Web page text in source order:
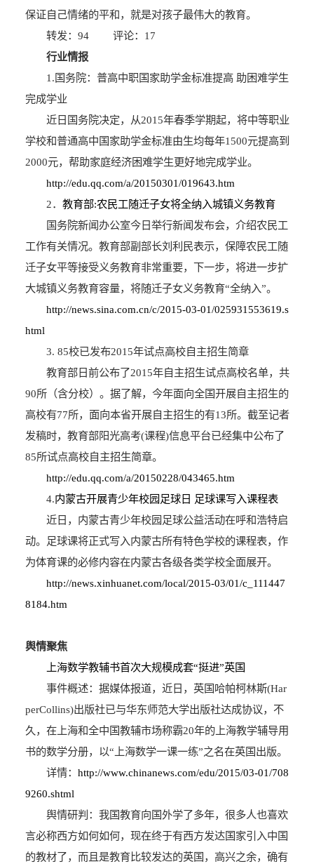
保证自己情绪的平和，就是对孩子最伟大的教育。
转发：94 评论：17
行业情报
1.国务院：普高中职国家助学金标准提高 助困难学生
完成学业
近日国务院决定，从2015年春季学期起，将中等职业
学校和普通高中国家助学金标准由生均每年1500元提高到
2000元，帮助家庭经济困难学生更好地完成学业。
http://edu.qq.com/a/20150301/019643.htm
2． 教育部:农民工随迁子女将全纳入城镇义务教育
国务院新闻办公室今日举行新闻发布会，介绍农民工
工作有关情况。教育部副部长刘利民表示，保障农民工随
迁子女平等接受义务教育非常重要，下一步，将进一步扩
大城镇义务教育容量，将随迁子女义务教育“全纳入”。
http://news.sina.com.cn/c/2015-03-01/025931553619.s
html
3. 85校已发布2015年试点高校自主招生简章
教育部日前公布了2015年自主招生试点高校名单，共
90所（含分校）。据了解，今年面向全国开展自主招生的
高校有77所，面向本省开展自主招生的有13所。截至记者
发稿时，教育部阳光高考(课程)信息平台已经集中公布了
85所试点高校自主招生简章。
http://edu.qq.com/a/20150228/043465.htm
4.内蒙古开展青少年校园足球日 足球课写入课程表
近日，内蒙古青少年校园足球公益活动在呼和浩特启
动。足球课将正式写入内蒙古所有特色学校的课程表，作
为体育课的必修内容在内蒙古各级各类学校全面展开。
http://news.xinhuanet.com/local/2015-03/01/c_111447
8184.htm
舆情聚焦
上海数学教辅书首次大规模成套“挺进”英国
事件概述：据媒体报道，近日，英国哈帕柯林斯(Har
perCollins)出版社已与华东师范大学出版社达成协议，不
久，在上海和全中国教辅市场称霸20年的上海教学辅导用
书的数学分册，以“上海数学一课一练”之名在英国出版。
详情： http://www.chinanews.com/edu/2015/03-01/708
9260.shtml
舆情研判：我国教育向国外学了多年，很多人也喜欢
言必称西方如何如何，现在终于有西方发达国家引入中国
的教材了，而且是教育比较发达的英国，高兴之余，确有